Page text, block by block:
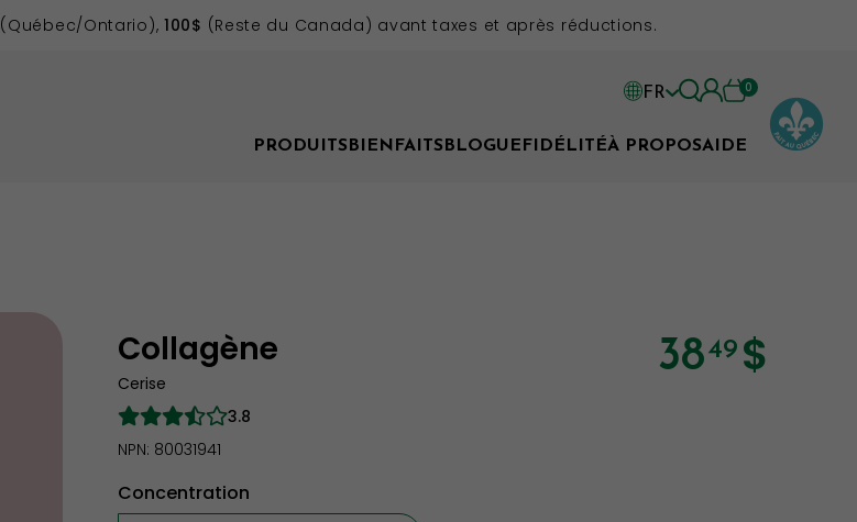
(Québec/Ontario), 100$ (Reste du Canada) avant taxes et après réductions.
FR
FR
0
PRODUITS BIENFAITS BLOGUE FIDÉLITÉÀ PROPOSAIDE
Collagène
Cerise
3.8
NPN: 80031941
3849 $
Concentration